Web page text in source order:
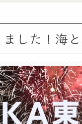
した！海